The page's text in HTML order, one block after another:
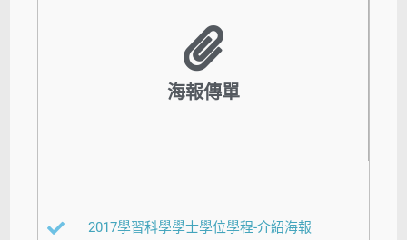
海報傳單
2017學習科學學士學位學程-介紹海報